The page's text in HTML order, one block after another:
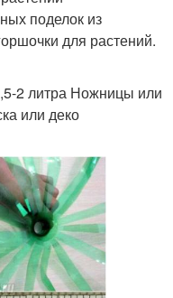
поделок из
для растений.
2 литра Ножницы или
или деко